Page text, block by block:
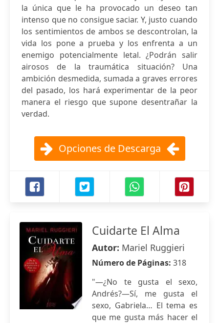
la única que le ha provocado un deseo tan
intenso que no consigue saciar. Y, justo cuando
los sentimientos de ambos se descontrolan, la
vida los pone a prueba y los enfrenta a un
enemigo potencialmente letal. ¿Podrán salir
airosos de la traumática situación? Una
ambición desmedida, sumada a graves errores
del pasado, los hará experimentar de la peor
manera el riesgo que supone desentrañar la
verdad.
Opciones de Descarga
Cuidarte El Alma
Autor: Mariel Ruggieri
Número de Páginas: 318
"—¿No te gusta el sexo,
Andrés?—Sí, me gusta el
sexo, Gabriela… El tema es
que me gusta más hacer el